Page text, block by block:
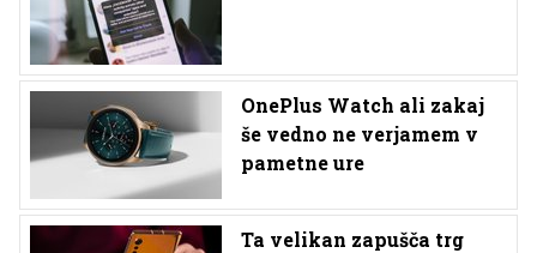
OnePlus Watch ali zakaj
še vedno ne verjamem v
pametne ure
Ta velikan zapušča trg